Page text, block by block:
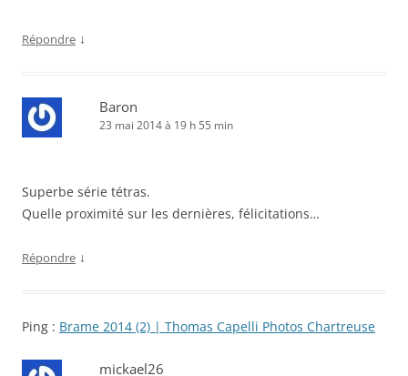
Répondre ↓
Baron
23 mai 2014 à 19 h 55 min
Superbe série tétras.
Quelle proximité sur les dernières, félicitations…
Répondre ↓
Ping : Brame 2014 (2) | Thomas Capelli Photos Chartreuse
mickael26